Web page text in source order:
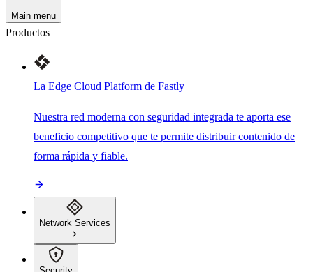
Main menu
Productos
La Edge Cloud Platform de Fastly
Nuestra red moderna con seguridad integrada te aporta ese
beneficio competitivo que te permite distribuir contenido de
forma rápida y fiable.
Network Services